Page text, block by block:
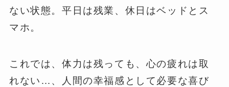
ない状態。平日は残業、休日はベッドとス
マホ。
これでは、体力は残っても、心の疲れは取
れない…、人間の幸福感として必要な喜び